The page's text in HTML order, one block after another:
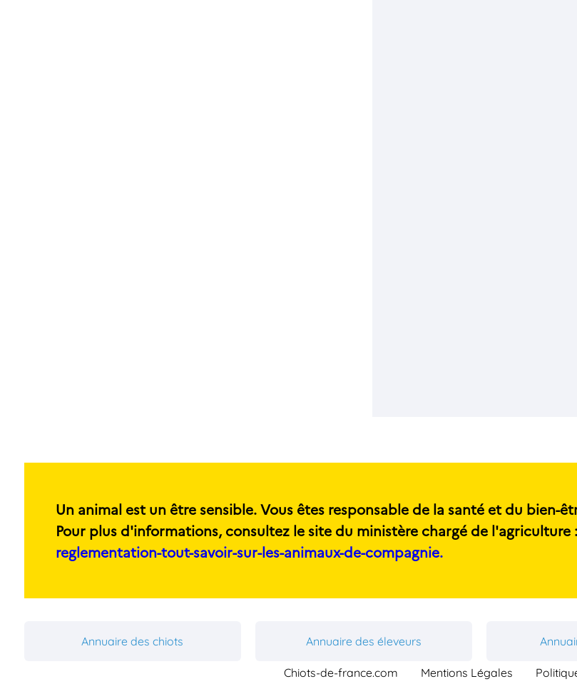
Un animal est un être sensible. Vous êtes responsable de la santé et du bien-
Pour plus d'informations, consultez le site du ministère chargé de l'agriculture :
reglementation-tout-savoir-sur-les-animaux-de-compagnie.
Annuaire des chiots Annuaire des éleveurs
Chiots-de-france.com Mentions Légales